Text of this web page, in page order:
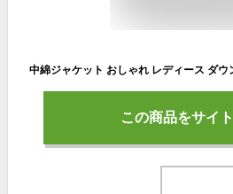
この商品をサイ